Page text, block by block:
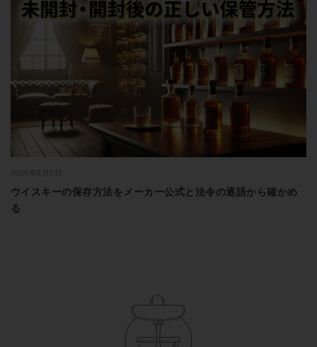
ウイスキーの保存方法をメーカー公式と法令の逐語から確かめ
る